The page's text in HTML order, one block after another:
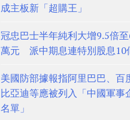
成主板新「超購王」
冠忠巴士半年純利大增9.5倍
萬元 派中期息連特別股息10
美國防部據報指阿里巴巴、百
比亞迪等應被列入「中國軍事
名單」